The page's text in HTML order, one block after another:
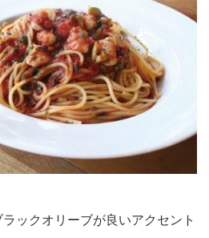
ックオリーブが良いアクセント